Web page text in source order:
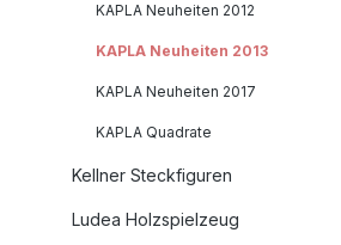
KAPLA Neuheiten 2012
KAPLA Neuheiten 2013
KAPLA Neuheiten 2017
KAPLA Quadrate
Kellner Steckfiguren
Ludea Holzspielzeug